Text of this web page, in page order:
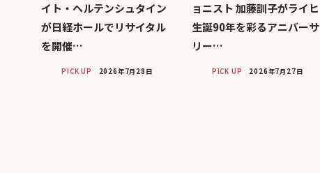
イト・ヘルテンシュタイン
が日経ホールでリサイタル
を開催…
PICK UP 2026年7月28日
ョニスト 加藤訓子がライヒ
生誕90年を彩るアニバーサ
リー…
PICK UP 2026年7月27日